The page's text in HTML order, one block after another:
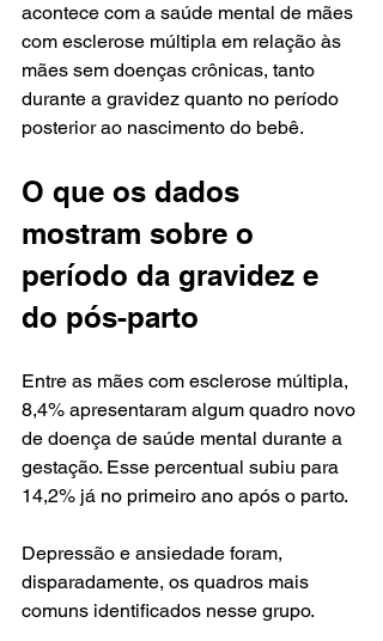
acontece com a saúde mental de mães
com esclerose múltipla em relação às
mães sem doenças crônicas, tanto
durante a gravidez quanto no período
posterior ao nascimento do bebê.
O que os dados
mostram sobre o
período da gravidez e
do pós-parto
Entre as mães com esclerose múltipla,
8,4% apresentaram algum quadro novo
de doença de saúde mental durante a
gestação. Esse percentual subiu para
14,2% já no primeiro ano após o parto.
Depressão e ansiedade foram,
disparadamente, os quadros mais
comuns identificados nesse grupo.